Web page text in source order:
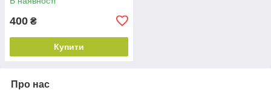
400 ₴
Купити
Про нас